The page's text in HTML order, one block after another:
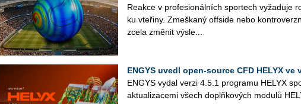
Re­ak­ce v pro­fe­si­o­nál­ních spor­tech vy­ža­du­je
ku vte­ři­ny. Zmeš­ka­ný off­si­de nebo
zcela změ­nit vý­sle...
ENGYS uvedl open-source CFD HELYX ve
ENGYS vydal verzi 4.5.1 pro­gra­mu HELYX
ak­tu­a­li­za­ce­mi všech doplňko­vých mo­du­lů